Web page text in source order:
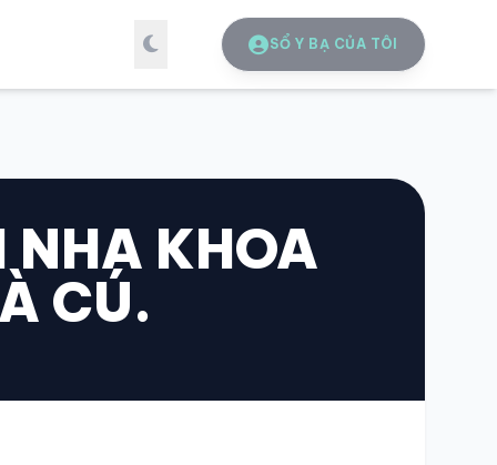
SỔ Y BẠ CỦA TÔI
NHA KHOA
CÚ.